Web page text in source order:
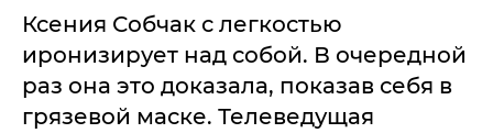
Ксения Собчак с легкостью
иронизирует над собой. В очередной
раз она это доказала, показав себя в
грязевой маске. Телеведущая